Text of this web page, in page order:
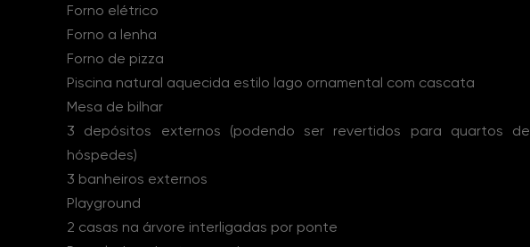
Forno elétrico
Forno a lenha
Forno de pizza
Piscina natural aquecida estilo lago ornamental com cascata
Mesa de bilhar
3 depósitos externos (podendo ser revertidos para quartos de
hóspedes)
3 banheiros externos
Playground
2 casas na árvore interligadas por ponte